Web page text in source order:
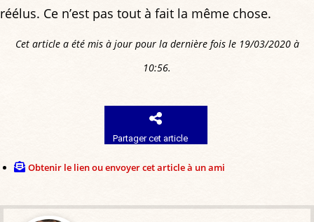
réélus. Ce n’est pas tout à fait la même chose.
Cet article a été mis à jour pour la dernière fois le 19/03/2020 à
10:56.
Partager cet article
Obtenir le lien ou envoyer cet article à un ami